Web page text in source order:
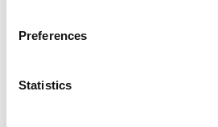
Preferences
Statistics